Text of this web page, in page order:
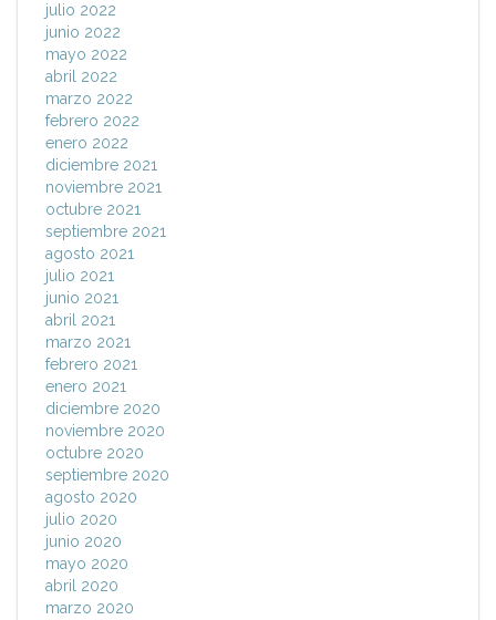
julio 2022
junio 2022
mayo 2022
abril 2022
marzo 2022
febrero 2022
enero 2022
diciembre 2021
noviembre 2021
octubre 2021
septiembre 2021
agosto 2021
julio 2021
junio 2021
abril 2021
marzo 2021
febrero 2021
enero 2021
diciembre 2020
noviembre 2020
octubre 2020
septiembre 2020
agosto 2020
julio 2020
junio 2020
mayo 2020
abril 2020
marzo 2020